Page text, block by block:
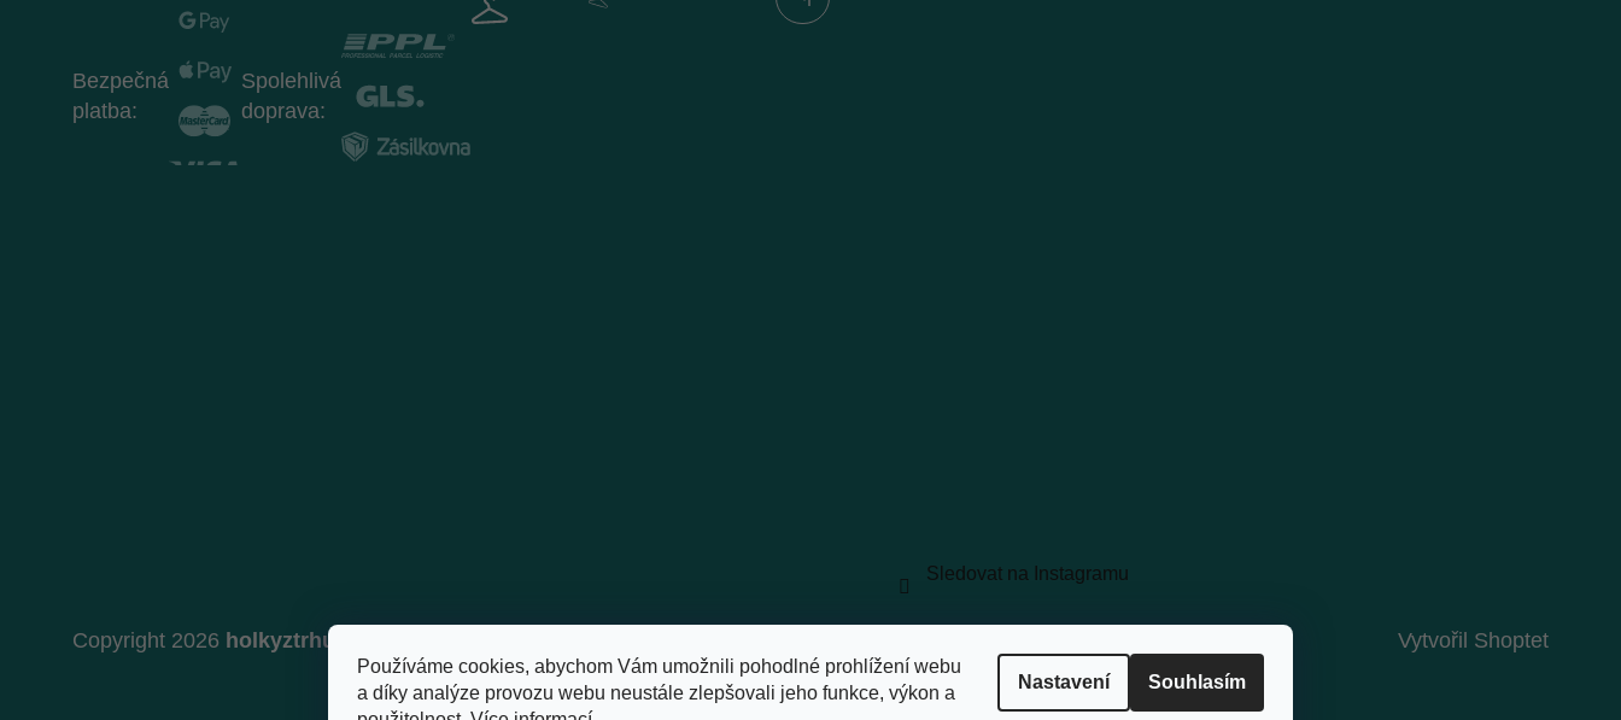
Používáme cookies, abychom Vám umožnili pohodlné prohlížení webu
a díky analýze provozu webu neustále zlepšovali jeho funkce, výkon a
Nastavení Souhlasím
Bezpečná
platba:
Spolehlivá
doprava:
Sledovat na Instagramu
Vytvořil Shoptet
Copyright 2026 holkyztrhu.cz